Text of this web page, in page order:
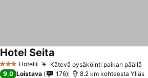
3 Tähtiluokitus
Hotelli Kätevä pysäköinti paikan päällä
Hotel Seita
9,0 Loistava 176 8.2 km kohteesta Ylläs